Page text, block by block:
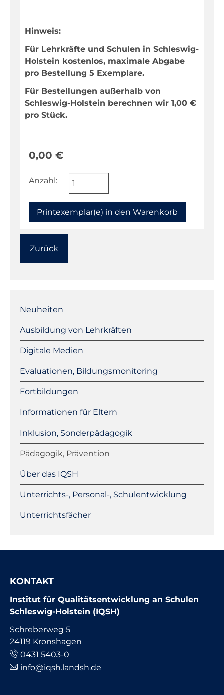
Hinweis:
Für Lehrkräfte und Schulen in Schleswig-
Holstein kostenlos, maximale Abgabe
pro Bestellung 5 Exemplare.
Für Bestellungen außerhalb von
Schleswig-Holstein berechnen wir 1,00 €
pro Stück.
0,00 €
Anzahl:
Zurück
überspringen
Neuheiten
Ausbildung von Lehrkräften
Digitale Medien
Evaluationen, Bildungsmonitoring
Fortbildungen
Informationen für Eltern
Inklusion, Sonderpädagogik
Pädagogik, Prävention
Über das IQSH
Unterrichts-, Personal-, Schulentwicklung
Unterrichtsfächer
KONTAKT
Institut für Qualitätsentwicklung an Schulen
Schleswig-Holstein (IQSH)
Schreberweg 5
24119 Kronshagen
0431 5403-0
info@iqsh.landsh.de